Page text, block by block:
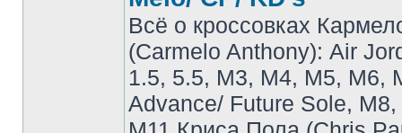
Всё о кроссовках
(Carmelo Anthony): Air
1.5, 5.5, M3, M4, M5, M6,
Advance/ Future Sole,